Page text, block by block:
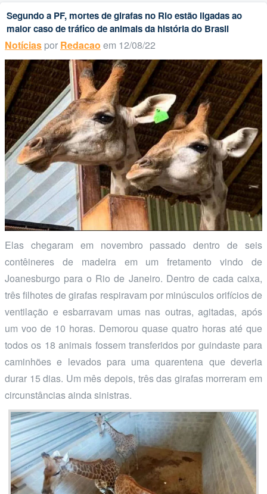
Segundo a PF, mortes de girafas no Rio estão ligadas ao
maior caso de tráfico de animais da história do Brasil
Notícias por Redacao em 12/08/22
Elas chegaram em novembro passado dentro de seis
contêineres de madeira em um fretamento vindo de
Joanesburgo para o Rio de Janeiro. Dentro de cada caixa,
três filhotes de girafas respiravam por minúsculos orifícios de
ventilação e esbarravam umas nas outras, agitadas, após
um voo de 10 horas. Demorou quase quatro horas até que
todos os 18 animais fossem transferidos por guindaste para
caminhões e levados para uma quarentena que deveria
durar 15 dias. Um mês depois, três das girafas morreram em
circunstâncias ainda sinistras.